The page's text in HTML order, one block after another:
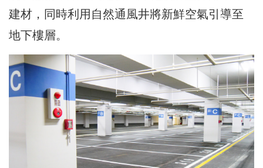
建材，同時利用自然通風井將新鮮空氣引導至
地下樓層。